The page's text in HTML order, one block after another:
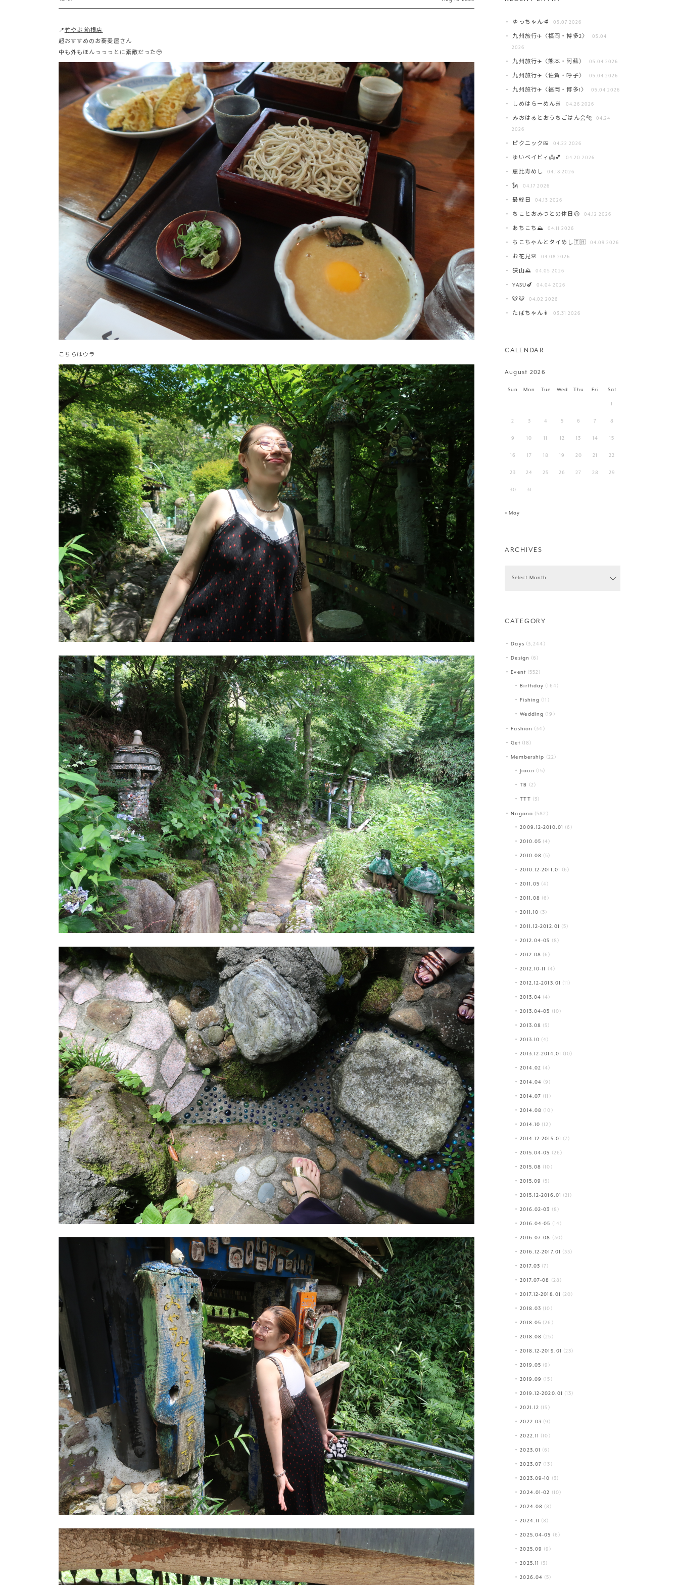
📍竹やぶ 箱根店
超おすすめのお蕎麦屋さん
中も外もほんっっっとに素敵だった🥹
こちらはウラ
ゆっちゃん🥩 05.07 2026
九州旅行✈️〈福岡・博多2〉
05.04
2026
九州旅行✈️〈熊本・阿蘇〉 05.04 2026
九州旅行✈️〈佐賀・呼子〉 05.04 2026
九州旅行✈️〈福岡・博多1〉 05.04 2026
しめはらーめん🍜 04.26 2026
みおはるとおうちごはん会🐅
04.24
2026
ピクニック🍱 04.22 2026
ゆいベイビィ👼💕 04.20 2026
恵比寿めし 04.18 2026
🗽 04.17 2026
最終日 04.13 2026
ちことおみつとの休日😌 04.12 2026
あちこち⛰️ 04.11 2026
ちこちゃんとタイめし🇹🇭 04.09 2026
お花見🌸 04.08 2026
狭山⛰️ 04.05 2026
YASU🍆 04.04 2026
🐯🐯 04.02 2026
たばちゃん👩 03.31 2026
CALENDAR
August 2026
Sun Mon Tue Wed Thu Fri Sat
1
2 3 4 5 6 7 8
9 10 11 12 13 14 15
16 17 18 19 20 21 22
23 24 25 26 27 28 29
30 31
« May
ARCHIVES
CATEGORY
Days (3,244)
Design (6)
Event (552)
Birthday (164)
Fishing (11)
Wedding (19)
Fashion (34)
Get (18)
Membership (22)
Jiaozi (15)
TB (2)
TTT (3)
Nagano (582)
2009.12-2010.01 (6)
2010.05 (4)
2010.08 (5)
2010.12-2011.01 (6)
2011.05 (4)
2011.08 (6)
2011.10 (3)
2011.12-2012.01 (5)
2012.04-05 (8)
2012.08 (6)
2012.10-11 (4)
2012.12-2013.01 (11)
2013.04 (4)
2013.04-05 (10)
2013.08 (5)
2013.10 (4)
2013.12-2014.01 (10)
2014.02 (4)
2014.04 (9)
2014.07 (11)
2014.08 (10)
2014.10 (12)
2014.12-2015.01 (7)
2015.04-05 (26)
2015.08 (10)
2015.09 (5)
2015.12-2016.01 (21)
2016.02-03 (8)
2016.04-05 (14)
2016.07-08 (30)
2016.12-2017.01 (33)
2017.03 (7)
2017.07-08 (28)
2017.12-2018.01 (20)
2018.03 (10)
2018.05 (26)
2018.08 (25)
2018.12-2019.01 (23)
2019.05 (9)
2019.09 (15)
2019.12-2020.01 (13)
2021.12 (15)
2022.03 (9)
2022.11 (10)
2023.01 (6)
2023.07 (13)
2023.09-10 (3)
2024.01-02 (10)
2024.08 (8)
2024.11 (8)
2025.04-05 (6)
2025.09 (9)
2025.11 (3)
2026.04 (5)